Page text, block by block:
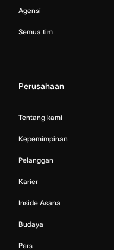
Agensi
Semua tim
Perusahaan
Tentang kami
Kepemimpinan
Pelanggan
Karier
Inside Asana
Budaya
Pers